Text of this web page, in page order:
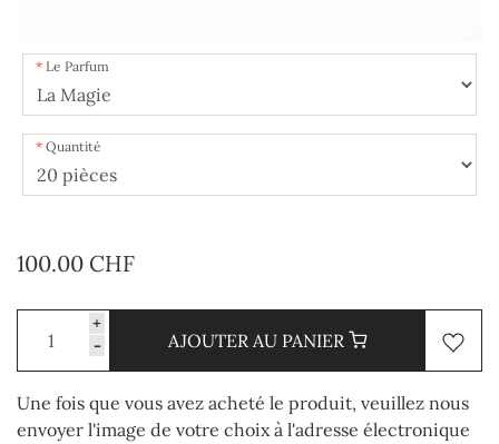
Le Parfum
Quantité
100.00 CHF
+
-
AJOUTER AU PANIER
Une fois que vous avez acheté le produit, veuillez nous
envoyer l'image de votre choix à l'adresse électronique